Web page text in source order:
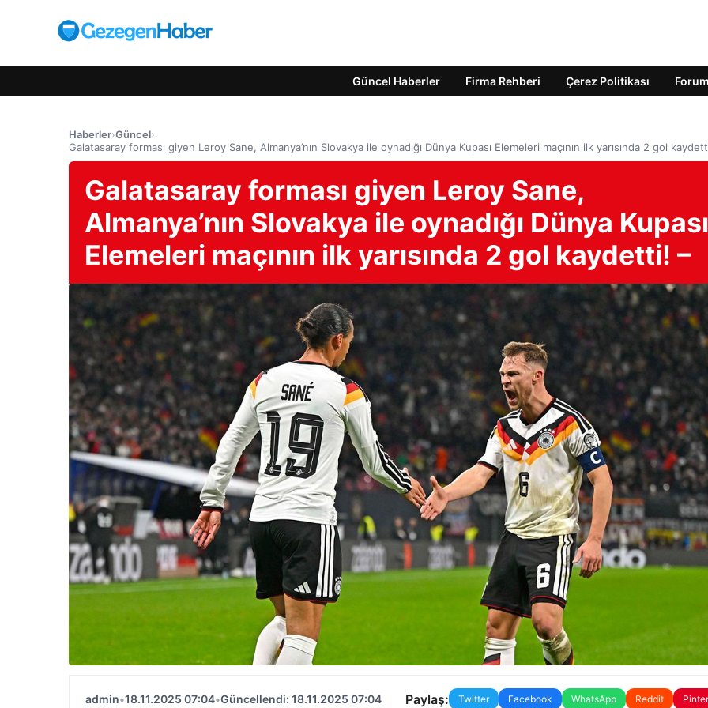
Güncel Haberler Firma Rehberi Çerez Politikası Forum
Haberler›Güncel›
Galatasaray forması giyen Leroy Sane, Almanya’nın Slovakya ile oynadığı Dünya Kupası Elemeleri maçının ilk yarısında 2 gol
Galatasaray forması giyen Leroy Sane,
Almanya’nın Slovakya ile oynadığı Dünya Kupası
Elemeleri maçının ilk yarısında 2 gol kaydetti! –
admin•18.11.2025 07:04•Güncellendi: 18.11.2025 07:04 Paylaş: Twitter Facebook WhatsApp Reddit